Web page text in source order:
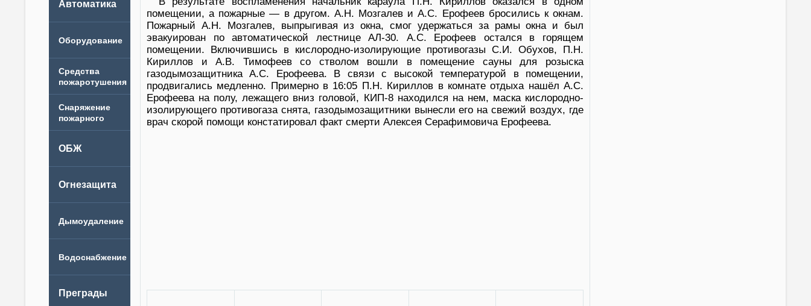
помещении, а пожарные — в другом. А.Н. Мозгалев и А.С. Ерофеев бросились к окнам.
Пожарный А.Н. Мозгалев, выпрыгивая из окна, смог удержаться за рамы окна и был
эвакуирован по автоматической лестнице АЛ-30. А.С. Ерофеев остался в горящем
помещении. Включившись в кислородно-изолирующие противогазы С.И. Обухов, П.Н.
Кириллов и А.В. Тимофеев со стволом вошли в помещение сауны для розыска
газодымозащитника А.С. Ерофеева. В связи с высокой температурой в помещении,
продвигались медленно. Примерно в 16:05 П.Н. Кириллов в комнате отдыха нашёл А.С.
Ерофеева на полу, лежащего вниз головой, КИП-8 находился на нем, маска кислородно-
изолирующего противогаза снята, газодымозащитники вынесли его на свежий воздух, где
врач скорой помощи констатировал факт смерти Алексея Серафимовича Ерофеева.